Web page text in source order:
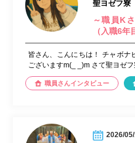
聖ヨゼフ寮
～職員K
（入職6年
皆さん、こんにちは！ チャボナ
ございますm(_ _)m さて聖ヨゼ
職員さんインタビュー
2026/